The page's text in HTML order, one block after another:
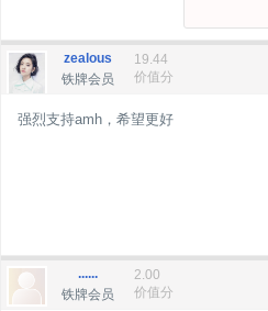
zealous
铁牌会员
19.44
价值分
强烈支持amh，希望更好
......
铁牌会员
2.00
价值分